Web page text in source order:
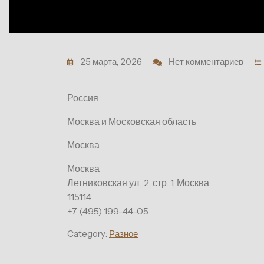
25 марта, 2026 Нет комментариев
Россия
Москва и Московская область
Москва
Москва
Летниковская ул., 2, стр. 1, Москва
115114
+7 (495) 199-44-05
Category: Разное